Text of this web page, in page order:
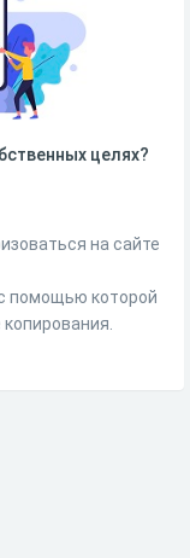
целях?
на сайте
помощью которой